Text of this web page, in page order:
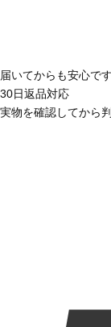
届いてからも安心です
30日返品対応
実物を確認してから